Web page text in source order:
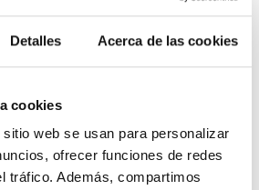
Detalles Acerca de las cookies
cookies
web se usan para personalizar
ofrecer funciones de redes
tráfico. Además, compartimos